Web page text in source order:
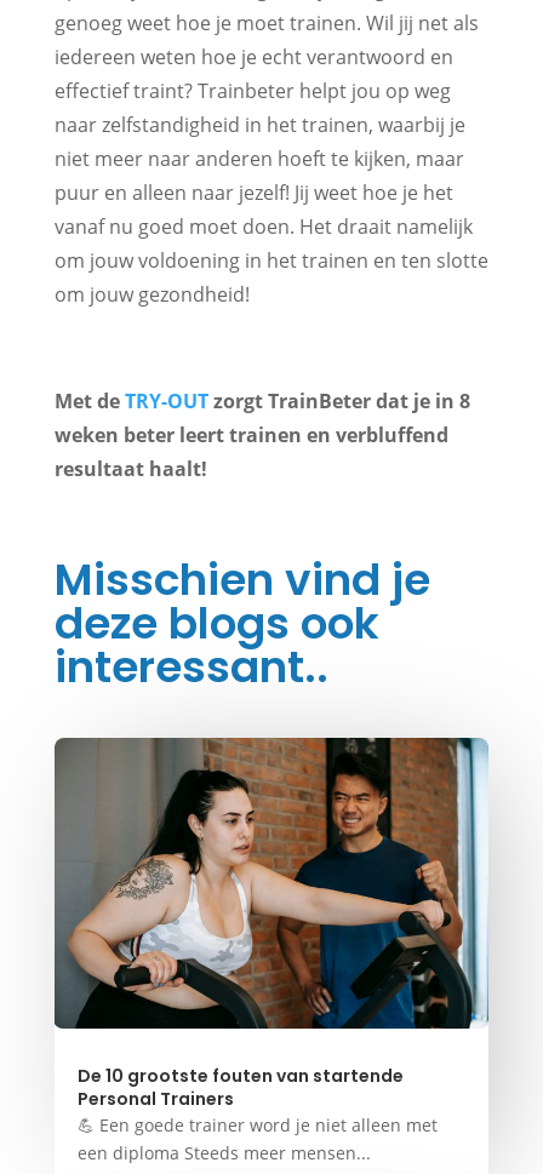
genoeg weet hoe je moet trainen. Wil jij net als
iedereen weten hoe je echt verantwoord en
effectief traint? Trainbeter helpt jou op weg
naar zelfstandigheid in het trainen, waarbij je
niet meer naar anderen hoeft te kijken, maar
puur en alleen naar jezelf! Jij weet hoe je het
vanaf nu goed moet doen. Het draait namelijk
om jouw voldoening in het trainen en ten slotte
om jouw gezondheid!
Met deTRY-OUTzorgt TrainBeter dat je in 8
weken beter leert trainen en verbluffend
resultaat haalt!
Misschien vind je
deze blogs ook
interessant..
De 10 grootste fouten van startende
Personal Trainers
💪 Een goede trainer word je niet alleen met
een diploma Steeds meer mensen...